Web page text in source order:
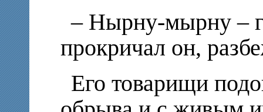
– Нырну-мырну –
прокричал он,
Его товарищи